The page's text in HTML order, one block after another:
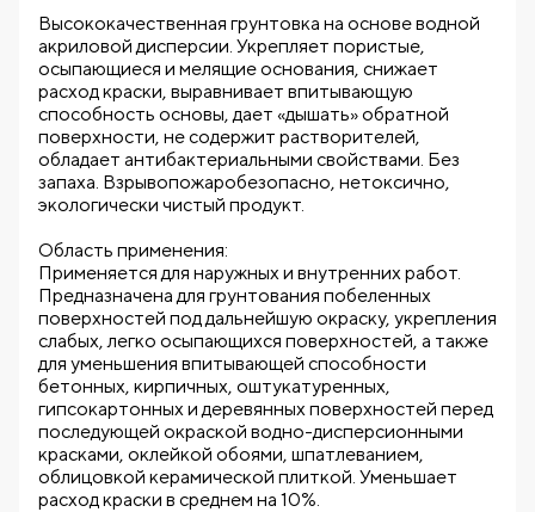
Высококачественная грунтовка на основе водной
акриловой дисперсии. Укрепляет пористые,
осыпающиеся и мелящие основания, снижает
расход краски, выравнивает впитывающую
способность основы, дает «дышать» обратной
поверхности, не содержит растворителей,
обладает антибактериальными свойствами. Без
запаха. Взрывопожаробезопасно, нетоксично,
экологически чистый продукт.
Область применения:
Применяется для наружных и внутренних работ.
Предназначена для грунтования побеленных
поверхностей под дальнейшую окраску, укрепления
слабых, легко осыпающихся поверхностей, а также
для уменьшения впитывающей способности
бетонных, кирпичных, оштукатуренных,
гипсокартонных и деревянных поверхностей перед
последующей окраской водно-дисперсионными
красками, оклейкой обоями, шпатлеванием,
облицовкой керамической плиткой. Уменьшает
расход краски в среднем на 10%.